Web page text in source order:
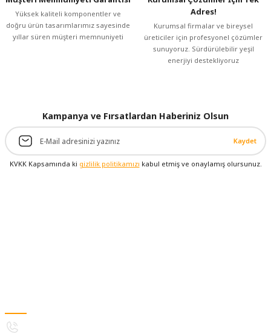
Yüksek kaliteli komponentler ve
doğru ürün tasarımlarımız sayesinde
yıllar süren müşteri memnuniyeti
Adres!
Kurumsal firmalar ve bireysel
üreticiler için profesyonel çözümler
sunuyoruz. Sürdürülebilir yeşil
enerjiyi destekliyoruz
Kampanya ve Fırsatlardan Haberiniz Olsun
Kaydet
KVKK Kapsamında ki gizlilik politikamızı kabul etmiş ve onaylamış olursunuz.